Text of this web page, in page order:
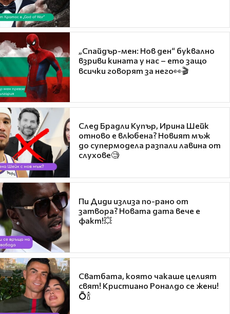
„Спайдър-мен: Нов ден“ буквално
взриви кината у нас – ето защо
всички говорят за него👀🎬
След Брадли Купър, Ирина Шейк
отново е влюбена? Новият мъж
до супермодела разпали лавина от
слухове🧐
Пи Диди излиза по-рано от
затвора? Новата дата вече е
факт!💥
Сватбата, която чакаше целият
свят! Кристиано Роналдо се жени!
💍🍾